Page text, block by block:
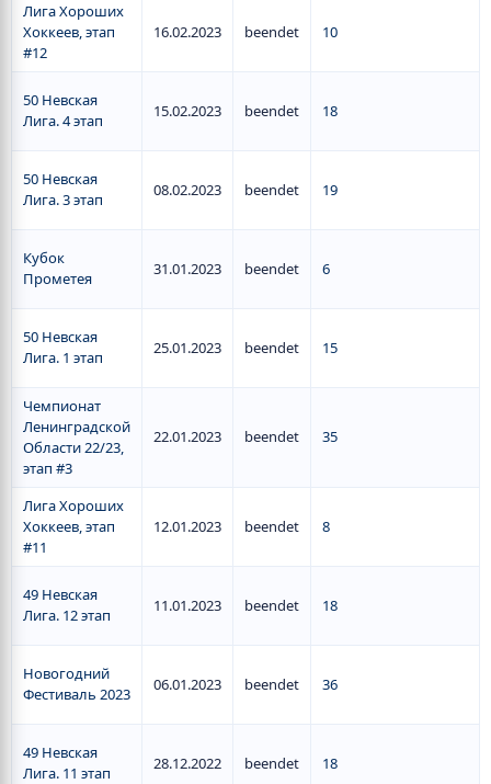
Лига Хороших
Хоккеев, этап
#12
16.02.2023 beendet 10
50 Невская
Лига. 4 этап
15.02.2023 beendet 18
50 Невская
Лига. 3 этап
08.02.2023 beendet 19
Кубок
Прометея
31.01.2023 beendet 6
50 Невская
Лига. 1 этап
25.01.2023 beendet 15
Чемпионат
Ленинградской
Области 22/23,
этап #3
22.01.2023 beendet 35
Лига Хороших
Хоккеев, этап
#11
12.01.2023 beendet 8
49 Невская
Лига. 12 этап
11.01.2023 beendet 18
Новогодний
Фестиваль 2023
06.01.2023 beendet 36
49 Невская
Лига. 11 этап
28.12.2022 beendet 18